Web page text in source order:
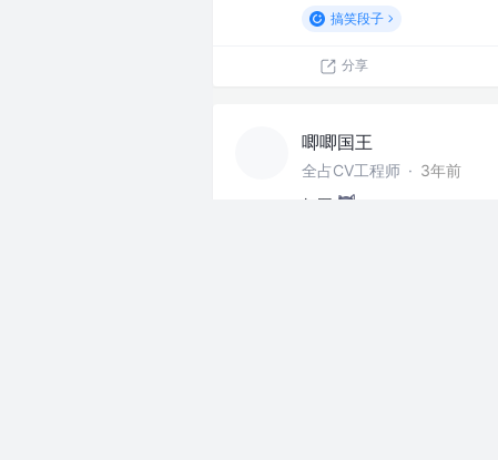
搞笑段子
分享
唧唧国王
全占CV工程师 · 3年前
如图